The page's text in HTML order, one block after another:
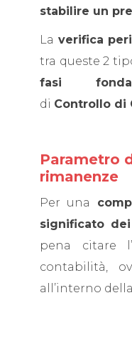
stabilire un
La verifica
tra queste 2
fasi
di Controllo di
Parametro
rimanenze
Per una
significato
pena citare
contabilità,
all’interno